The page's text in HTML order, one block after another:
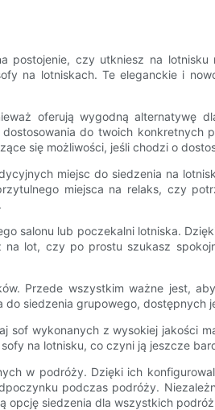
czy utkniesz na
na lotniskach. Te eleganckie i
oferują wygodną alternatywę
do twoich
się możliwości, jeśli chodzi o
miejsc do siedzenia na
miejsca na relaks, czy
salonu lub poczekalni lotniska.
lot, czy po prostu szukasz
Przede wszystkim ważne jest,
siedzenia grupowego, dostępnych
wykonanych z wysokiej jakości
na lotnisku, co czyni ją jeszcze
w podróży. Dzięki ich
podczas podróży.
opcję siedzenia dla wszystkich